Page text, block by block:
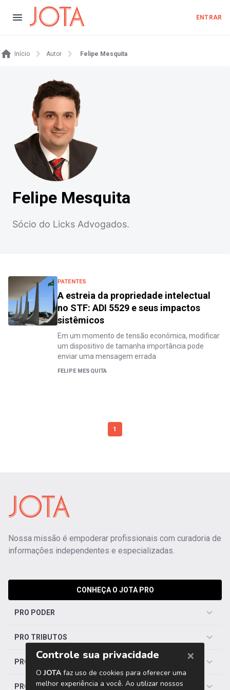
ENTRAR
Início Autor Felipe Mesquita
Felipe Mesquita
Sócio do Licks Advogados.
PATENTES
A estreia da propriedade intelectual
no STF: ADI 5529 e seus impactos
sistêmicos
Em um momento de tensão econômica, modificar
um dispositivo de tamanha importância pode
enviar uma mensagem errada
FELIPE MESQUITA
1
Nossa missão é empoderar profissionais com curadoria de
informações independentes e especializadas.
CONHEÇA O JOTA PRO
PRO PODER
PRO TRIBUTOS
PRO TRABALHISTA
PRO SAÚDE